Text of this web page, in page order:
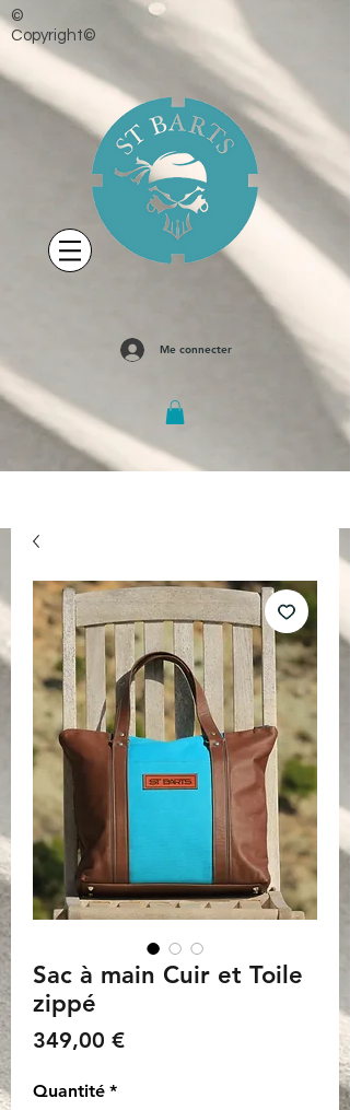
©
Copyright©
Me connecter
Sac à main Cuir et Toile
zippé
349,00 €Prix
Quantité *